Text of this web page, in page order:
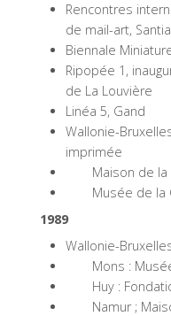
Rencontres
de mail-art,
Biennale
Ripopée 1,
de La Louvière
Linéa 5, Gand
Wallonie-
imprimée
Maison de la
Musée de la
1989
Wallonie-
Mons :
Huy :
Namur ;